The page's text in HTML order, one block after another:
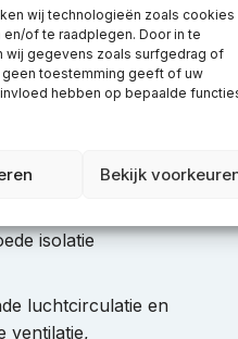
wij technologieën zoals cookies
of te raadplegen. Door in te
wij gegevens zoals surfgedrag of
toestemming geeft of uw
hebben op bepaalde
Bekijk
denkt.
isolatie
luchtcirculatie en
ventilatie,